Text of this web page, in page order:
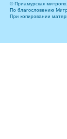
© Приамурская
По благословению
При копировании